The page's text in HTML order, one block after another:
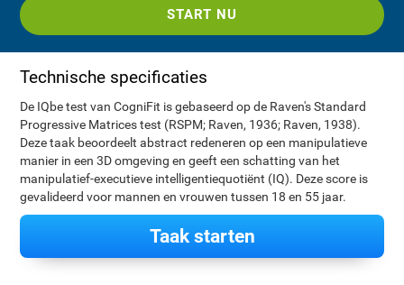
START NU
Technische specificaties
De IQbe test van CogniFit is gebaseerd op de Raven's Standard
Progressive Matrices test (RSPM; Raven, 1936; Raven, 1938).
Deze taak beoordeelt abstract redeneren op een manipulatieve
manier in een 3D omgeving en geeft een schatting van het
manipulatief-executieve intelligentiequotiënt (IQ). Deze score is
gevalideerd voor mannen en vrouwen tussen 18 en 55 jaar.
Taak starten